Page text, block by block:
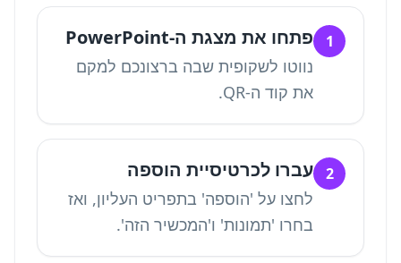
1 פתחו את מצגת ה-PowerPoint
נווטו לשקופית שבה ברצונכם למקם
את קוד ה-QR.
2 עברו לכרטיסיית הוספה
לחצו על 'הוספה' בתפריט העליון, ואז
בחרו 'תמונות' ו'המכשיר הזה'.